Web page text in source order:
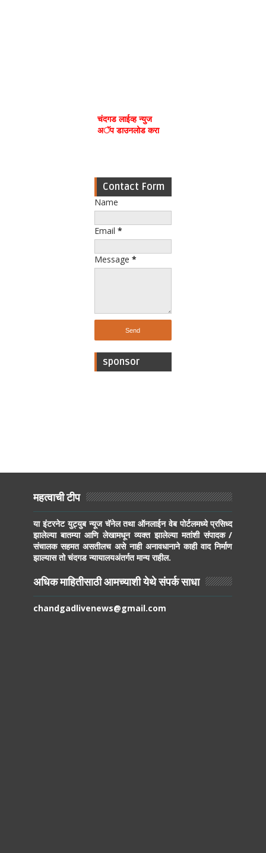
चंदगड लाईव्ह न्युज
अॅप डाउनलोड करा
Contact Form
Name
Email *
Message *
sponsor
महत्वाची टीप
या इंटरनेट युट्युब न्यूज चॅनेल तथा ऑनलाईन वेब पोर्टलमध्ये प्रसिध्द
झालेल्या बातम्या आणि लेखामधून व्यक्त झालेल्या मतांशी संपादक /
संचालक सहमत असतीलच असे नाही अनावधानाने काही वाद निर्माण
झाल्यास तो चंदगड न्यायालयअंतर्गत मान्य राहील.
अधिक माहितीसाठी आमच्याशी येथे संपर्क साधा
chandgadlivenews@gmail.com